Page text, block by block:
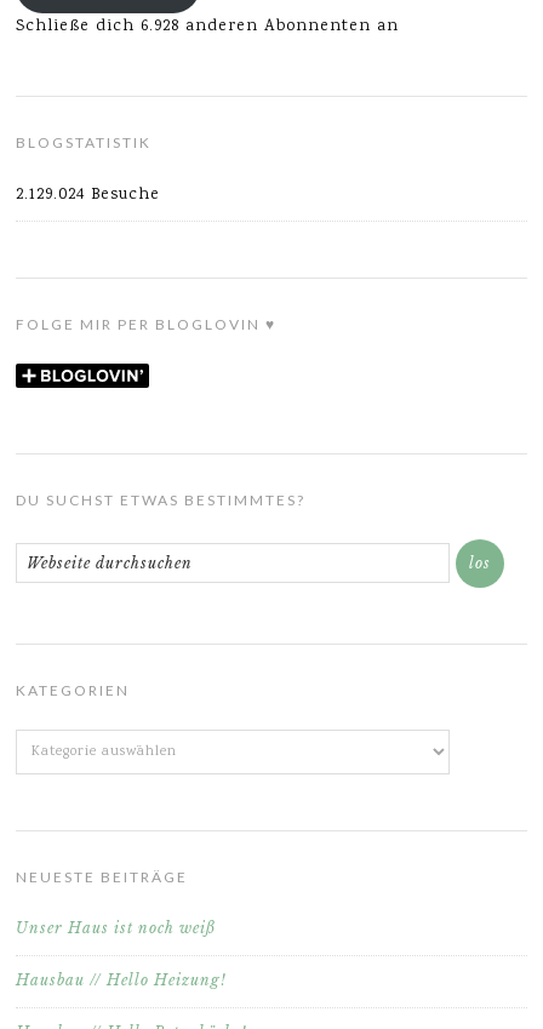
Schließe dich 6.928 anderen Abonnenten an
BLOGSTATISTIK
2.129.024 Besuche
FOLGE MIR PER BLOGLOVIN ♥
DU SUCHST ETWAS BESTIMMTES?
KATEGORIEN
Kategorien
NEUESTE BEITRÄGE
Unser Haus ist noch weiß
Hausbau // Hello Heizung!